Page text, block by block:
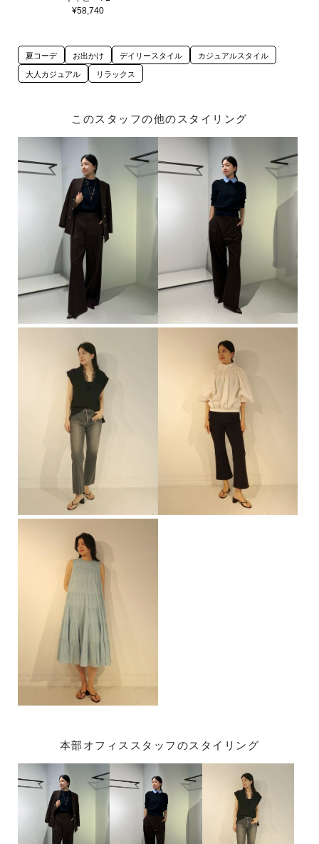
¥58,740
夏コーデ お出かけ デイリースタイル カジュアルスタイル
大人カジュアル リラックス
このスタッフの他のスタイリング
本部オフィススタッフのスタイリング